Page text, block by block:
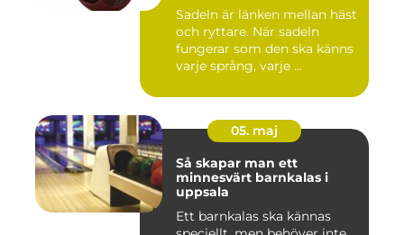
Sadeln är länken mellan häst
och ryttare. När sadeln
fungerar som den ska känns
varje språng, varje ...
05. maj
Så skapar man ett
minnesvärt barnkalas i
uppsala
Ett barnkalas ska kännas